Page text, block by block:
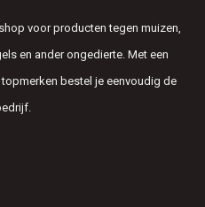
voor producten tegen muizen,
en ander ongedierte. Met een
bestel je eenvoudig de